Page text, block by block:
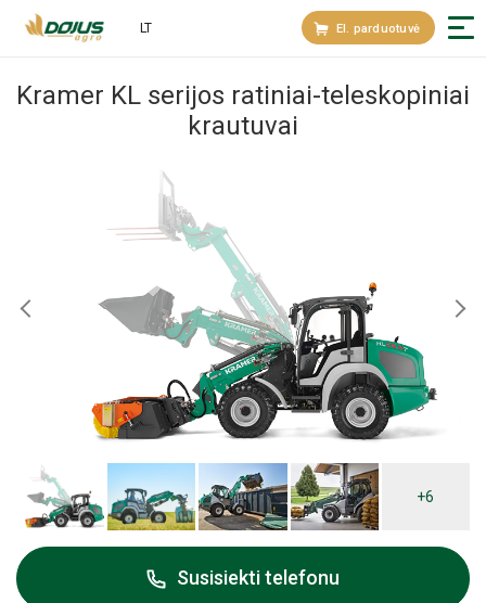
LT El. parduotuvė
Kramer KL serijos ratiniai-teleskopiniai
krautuvai
+6
Susisiekti telefonu